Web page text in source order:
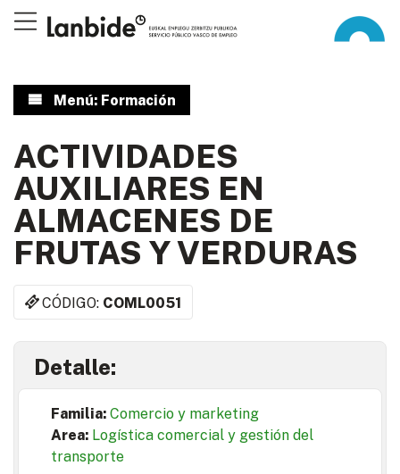
Menú: Formación
ACTIVIDADES
AUXILIARES EN
ALMACENES DE
FRUTAS Y VERDURAS
CÓDIGO: COML0051
Detalle:
Familia: Comercio y marketing
Area: Logística comercial y gestión del
transporte